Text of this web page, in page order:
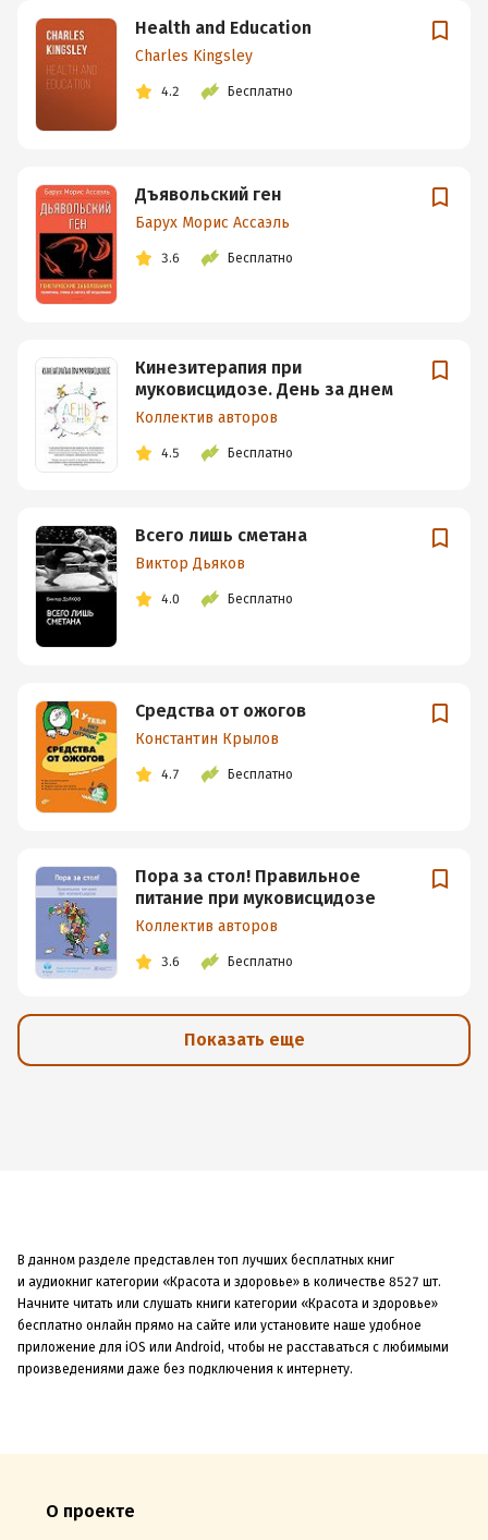
Health and Education
Charles Kingsley
4.2 Бесплатно
Дъявольский ген
Барух Морис Ассаэль
3.6 Бесплатно
Кинезитерапия при
муковисцидозе. День за днем
Коллектив авторов
4.5 Бесплатно
Всего лишь сметана
Виктор Дьяков
4.0 Бесплатно
Средства от ожогов
Константин Крылов
4.7 Бесплатно
Пора за стол! Правильное
питание при муковисцидозе
Коллектив авторов
3.6 Бесплатно
Показать еще
В данном разделе представлен топ лучших бесплатных книг
и аудиокниг категории «Красота и здоровье» в количестве 8527 шт.
Начните читать или слушать книги категории «Красота и здоровье»
бесплатно онлайн прямо на сайте или установите наше удобное
приложение для iOS или Android, чтобы не расставаться с любимыми
произведениями даже без подключения к интернету.
О проекте